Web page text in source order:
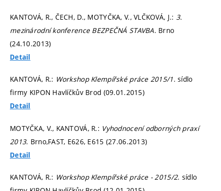
KANTOVÁ, R., ČECH, D., MOTYČKA, V., VLČKOVÁ, J.: 3.
mezinárodní konference BEZPEČNÁ STAVBA. Brno
(24.10.2013)
Detail
KANTOVÁ, R.: Workshop Klempířské práce 2015/1. sídlo
firmy KIPON Havlíčkův Brod (09.01.2015)
Detail
MOTYČKA, V., KANTOVÁ, R.: Vyhodnocení odborných praxí
2013. Brno,FAST, E626, E615 (27.06.2013)
Detail
KANTOVÁ, R.: Workshop Klempířské práce - 2015/2. sídlo